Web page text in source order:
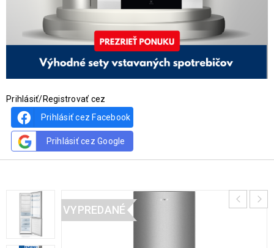
Prihlásiť/Registrovať cez
Prihlásiť cez Facebook
Prihlásiť cez Google
VYPREDANÉ